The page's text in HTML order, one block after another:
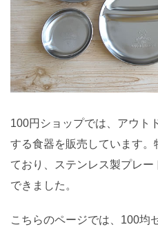
100円ショップでは、アウト
する食器を販売しています
ており、ステンレス製プレ
できました。
こちらのページでは、100均